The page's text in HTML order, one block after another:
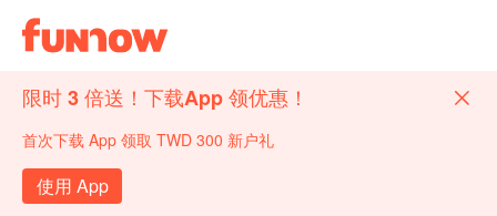
限时 3 倍送！下载App 领优惠！
首次下载 App 领取 TWD 300 新户礼
使用 App